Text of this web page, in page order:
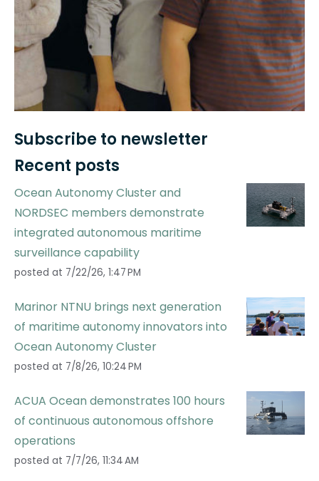
Subscribe to newsletter
Recent posts
Ocean Autonomy Cluster and
NORDSEC members demonstrate
integrated autonomous maritime
surveillance capability
posted at 7/22/26, 1:47 PM
Marinor NTNU brings next generation
of maritime autonomy innovators into
Ocean Autonomy Cluster
posted at 7/8/26, 10:24 PM
ACUA Ocean demonstrates 100 hours
of continuous autonomous offshore
operations
posted at 7/7/26, 11:34 AM